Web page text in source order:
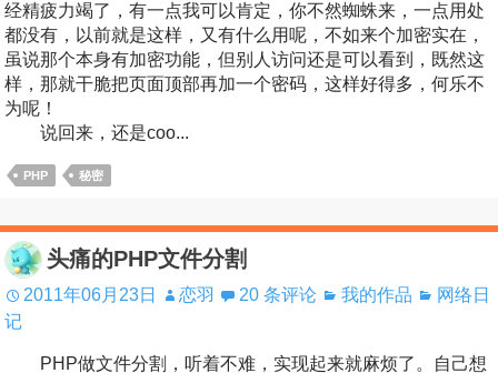
经精疲力竭了，有一点我可以肯定，你不然蜘蛛来，一点用处
都没有，以前就是这样，又有什么用呢，不如来个加密实在，
虽说那个本身有加密功能，但别人访问还是可以看到，既然这
样，那就干脆把页面顶部再加一个密码，这样好得多，何乐不
为呢！
说回来，还是coo...
PHP 秘密
头痛的PHP文件分割
2011年06月23日 恋羽 20 条评论 我的作品
网络日
记
PHP做文件分割，听着不难，实现起来就麻烦了。自己想